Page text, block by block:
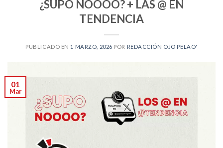
¿SUPO NOOOO? + LAS @ EN
TENDENCIA
PUBLICADO EN 1 MARZO, 2026 POR REDACCIÓN OJO PELAO'
01
Mar